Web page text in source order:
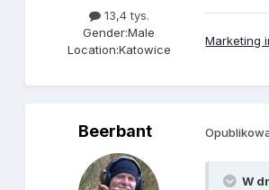
13,4 tys.
Gender:Male
Location:Katowice
Marketing
Beerbant
W